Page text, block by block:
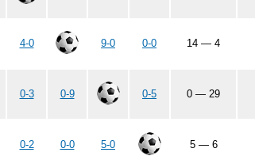
4-0 9-0 0-0 14 — 4
0-3 0-9 0-5 0 — 29
0-2 0-0 5-0 5 — 6